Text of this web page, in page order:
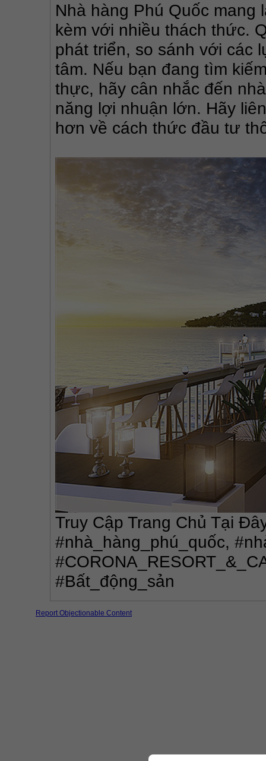
Nhà hàng Phú Quốc
kèm với nhiều thách thức.
phát triển, so sánh với các
tâm. Nếu bạn đang tìm
thực, hãy cân nhắc đến
năng lợi nhuận lớn. Hãy
hơn về cách thức đầu tư
Truy Cập Trang Chủ Tại
#nhà_hàng_phú_quốc,
#Bất_động_sản
Report Objectionable Content